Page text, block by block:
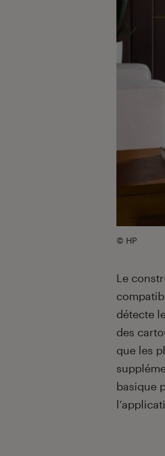
© HP
Le
détecte
des
que les
basique